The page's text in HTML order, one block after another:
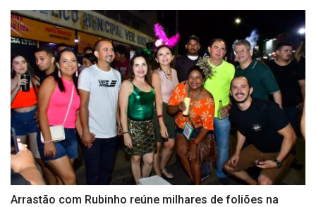
Arrastão com Rubinho reúne milhares de foliões na